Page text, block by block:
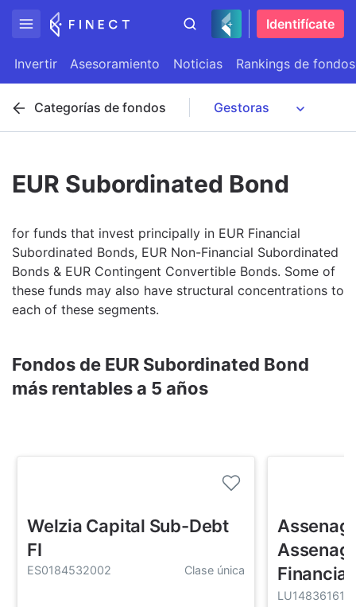
Identifícate
Invertir Asesoramiento Noticias Rankings de fondos
Categorías de fondos
EUR Subordinated Bond
for funds that invest principally in EUR Financial
Subordinated Bonds, EUR Non-Financial Subordinated
Bonds & EUR Contingent Convertible Bonds. Some of
these funds may also have structural concentrations to
each of these segments.
Fondos de EUR Subordinated Bond
más rentables a 5 años
Welzia Capital Sub-Debt
FI
ES0184532002 Clase única